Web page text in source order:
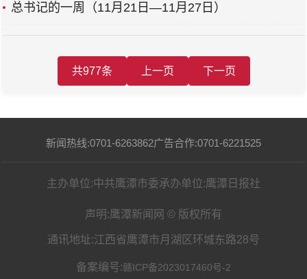
总书记的一周（11月21日—11月27日）
共977条 上一页 下一页
新闻热线:0701-6263862广告合作:0701-6221525
主办单位:中共鹰潭市委承办单位:鹰潭日报社
声明:鹰潭新闻网 © 版权所有
通讯地址:江西省鹰潭市月湖区环城东路28号
备案编号:赣ICP备2023017460号-2